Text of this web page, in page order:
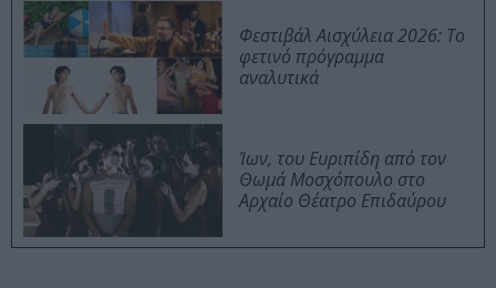
Φεστιβάλ Αισχύλεια 2026: Το
φετινό πρόγραμμα
αναλυτικά
Ίων, του Ευριπίδη από τον
Θωμά Μοσχόπουλο στο
Αρχαίο Θέατρο Επιδαύρου